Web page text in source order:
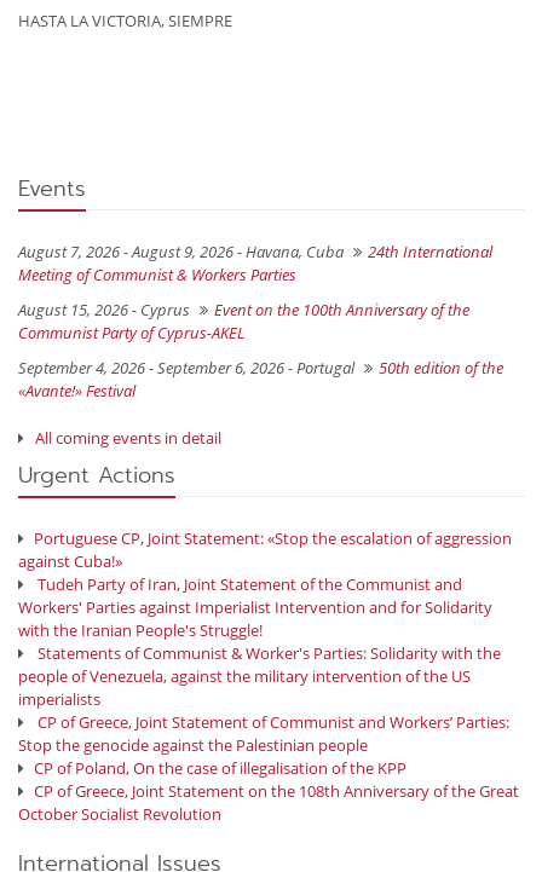
HASTA LA VICTORIA, SIEMPRE
Events
August 7, 2026 - August 9, 2026 -Havana, Cuba
24th International
Meeting of Communist & Workers Parties
August 15, 2026 - Cyprus
Event on the 100th Anniversary of the
Communist Party of Cyprus-AKEL
September 4, 2026 - September 6, 2026 -Portugal
50th edition of the
«Avante!» Festival
All coming events in detail
Urgent Actions
Portuguese CP, Joint Statement: «Stop the escalation of aggression
against Cuba!»
Tudeh Party of Iran, Joint Statement of the Communist and
Workers' Parties against Imperialist Intervention and for Solidarity
with the Iranian People's Struggle!
Statements of Communist & Worker's Parties: Solidarity with the
people of Venezuela, against the military intervention of the US
imperialists
CP of Greece, Joint Statement of Communist and Workers’ Parties:
Stop the genocide against the Palestinian people
CP of Poland, On the case of illegalisation of the KPP
CP of Greece, Joint Statement on the 108th Anniversary of the Great
October Socialist Revolution
International Issues